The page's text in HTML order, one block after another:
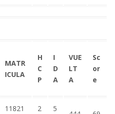
MATR
ICULA
H
C
P
I
D
A
VUE
LT
A
Sc
or
e
11821
2
5